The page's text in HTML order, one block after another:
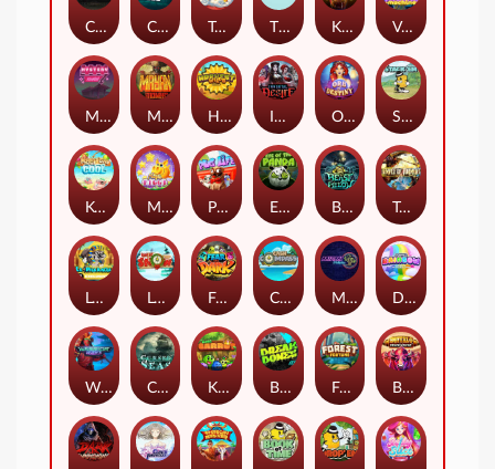
Chaos Crew Cubes 2 Tai The Toad The Respinners Klowns Vending Machine
Mystery Motel Mayan Stackways Harvest Wilds Immortal Desire Orb of Destiny Stack'em
Keep 'em Cool Magic Piggy Pug Life Eye of the Panda Beast Below Temple of Torment
Le Pharaoh Let It Snow Fear the Dark Cash Compass Miami Multiplier Double Rainbow
Warrior Ways Cursed Seas King Carrot Break Bones Forest Fortune Buffalo Stack'n'Sync